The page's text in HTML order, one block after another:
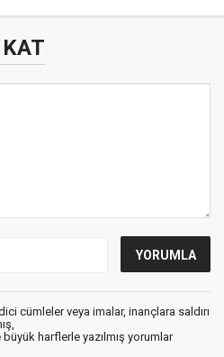
cümleler veya imalar, inançlara saldırı
harflerle yazılmış yorumlar